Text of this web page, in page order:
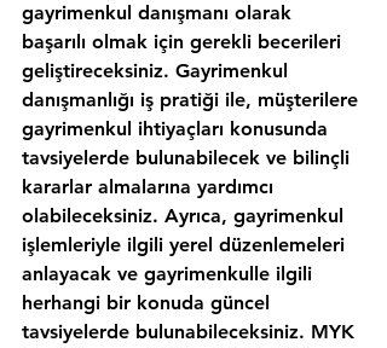
gayrimenkul danışmanı olarak
başarılı olmak için gerekli becerileri
geliştireceksiniz. Gayrimenkul
danışmanlığı iş pratiği ile, müşterilere
gayrimenkul ihtiyaçları konusunda
tavsiyelerde bulunabilecek ve bilinçli
kararlar almalarına yardımcı
olabileceksiniz. Ayrıca, gayrimenkul
işlemleriyle ilgili yerel düzenlemeleri
anlayacak ve gayrimenkulle ilgili
herhangi bir konuda güncel
tavsiyelerde bulunabileceksiniz. MYK